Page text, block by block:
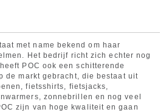
met name bekend om haar
Het bedrijf richt zich echter nog
POC ook een schitterende
de markt gebracht, die bestaat uit
fietsshirts, fietsjacks,
zonnebrillen en nog veel
zijn van hoge kwaliteit en gaan